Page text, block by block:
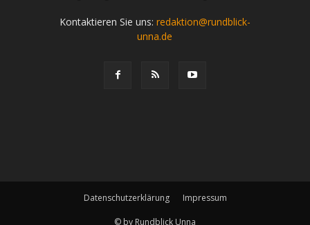
Kontaktieren Sie uns: redaktion@rundblick-
unna.de
Datenschutzerklärung Impressum
© by Rundblick Unna